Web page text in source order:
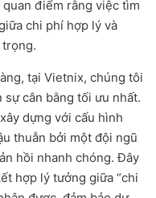
điểm rằng việc tìm
chi phí hợp lý và
tại Vietnix, chúng tôi
cân bằng tối ưu nhất.
dựng với cấu hình
thuẫn bởi một đội ngũ
hồi nhanh chóng. Đây
hợp lý tưởng giữa “chi